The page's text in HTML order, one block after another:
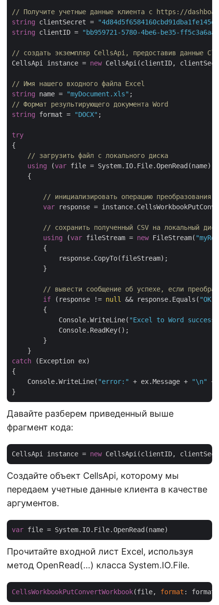
// Получите учетные данные клиента с https://
string clientSecret =
string clientID = "bb959721-5780-4be6-be35-
// создать экземпляр CellsApi, предоставив данные
CellsApi instance = new CellsApi(clientID,
// Имя нашего входного файла Excel
string name = "myDocument.xls"
// Формат результирующего документа Word
string format = "DOCX" ;
try
{
// загрузить файл с локального диска
using (var file = System.IO.File.OpenRead(name))
    {
// инициализировать операцию преобразования
var response =
// сохранить полученный CSV на локальный диск
using (var fileStream = new FileStream(
        {
            response.CopyTo(fileStream);
        }
// вывести сообщение об успехе, если
if (response != null && response.Equals( "OK"
        {
            Console.WriteLine(
"Excel to Word
            Console.ReadKey();
        }
catch (Exception ex)
{
    Console.WriteLine(
"error:" + ex.Message + "\n"
+
Давайте разберем приведенный выше
фрагмент кода:
CellsApi instance = new
Создайте объект CellsApi, которому мы
передаем учетные данные клиента в качестве
аргументов.
var
Прочитайте входной лист Excel, используя
метод OpenRead(…) класса System.IO.File.
CellsWorkbookPutConvertWorkbook(file, format :